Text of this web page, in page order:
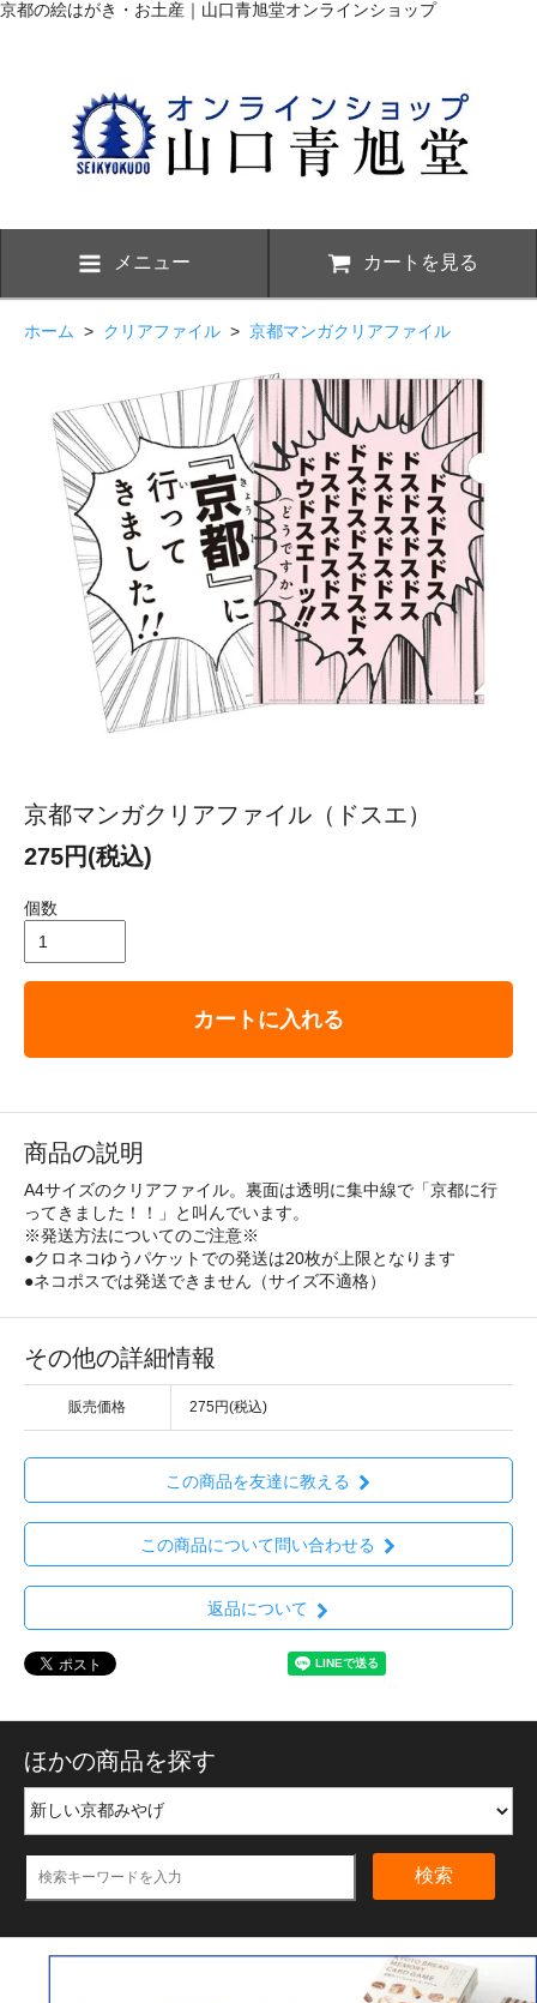
京都の絵はがき・お土産｜山口青旭堂オンラインショップ
メニュー カートを見る
ホーム > クリアファイル > 京都マンガクリアファイル
京都マンガクリアファイル（ドスエ）
275円(税込)
個数
カートに入れる
商品の説明
A4サイズのクリアファイル。裏面は透明に集中線で「京都に行
ってきました！！」と叫んでいます。
※発送方法についてのご注意※
●クロネコゆうパケットでの発送は20枚が上限となります
●ネコポスでは発送できません（サイズ不適格）
その他の詳細情報
販売価格 275円(税込)
この商品を友達に教える
この商品について問い合わせる
返品について
ほかの商品を探す
検索